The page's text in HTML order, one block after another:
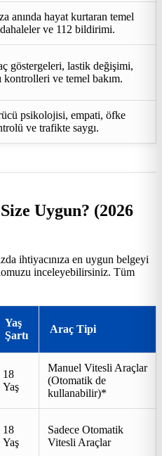
anında hayat kurtaran temel
ve 112 bildirimi.
göstergeleri, lastik değişimi,
kontrolleri ve temel bakım.
psikolojisi, empati, öfke
ve trafikte saygı.
Uygun? (2026
ihtiyacınıza en uygun belgeyi
inceleyebilirsiniz. Tüm
Yaş
Şartı
Araç Tipi
18
Yaş
Manuel Vitesli Araçlar
(Otomatik de
kullanabilir)*
18
Yaş
Sadece Otomatik
Vitesli Araçlar